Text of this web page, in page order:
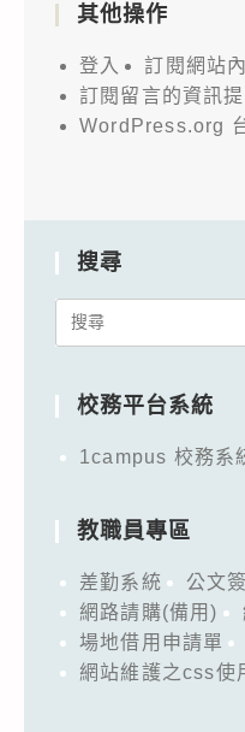
其他操作
登入
訂閱網站
訂閱留言的資訊
WordPress.org
搜尋
Search
校務平台系統
1campus 校務系
教職員專區
差勤系統 公文
網路請購(備用)
場地借用申請單
網站維護之css使